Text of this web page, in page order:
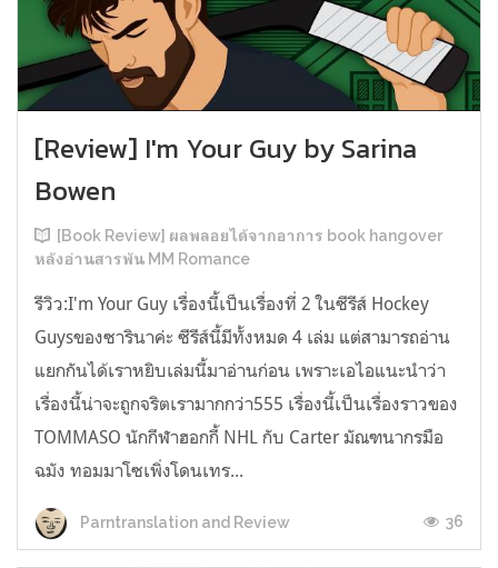
[Review] I'm Your Guy by Sarina
Bowen
[Book Review] ผลพลอยได้จากอาการ book hangover
หลังอ่านสารพัน MM Romance
รีวิว:I'm Your Guy เรื่องนี้เป็นเรื่องที่ 2 ในซีรีส์ Hockey
Guysของซารินาค่ะ ซีรีส์นี้มีทั้งหมด 4 เล่ม แต่สามารถอ่าน
แยกกันได้เราหยิบเล่มนี้มาอ่านก่อน เพราะเอไอแนะนำว่า
เรื่องนี้น่าจะถูกจริตเรามากกว่า555 เรื่องนี้เป็นเรื่องราวของ
TOMMASO นักกีฬาฮอกกี้ NHL กับ Carter มัณฑนากรมือ
ฉมัง ทอมมาโซเพิ่งโดนเทร...
Parntranslation and Review 36